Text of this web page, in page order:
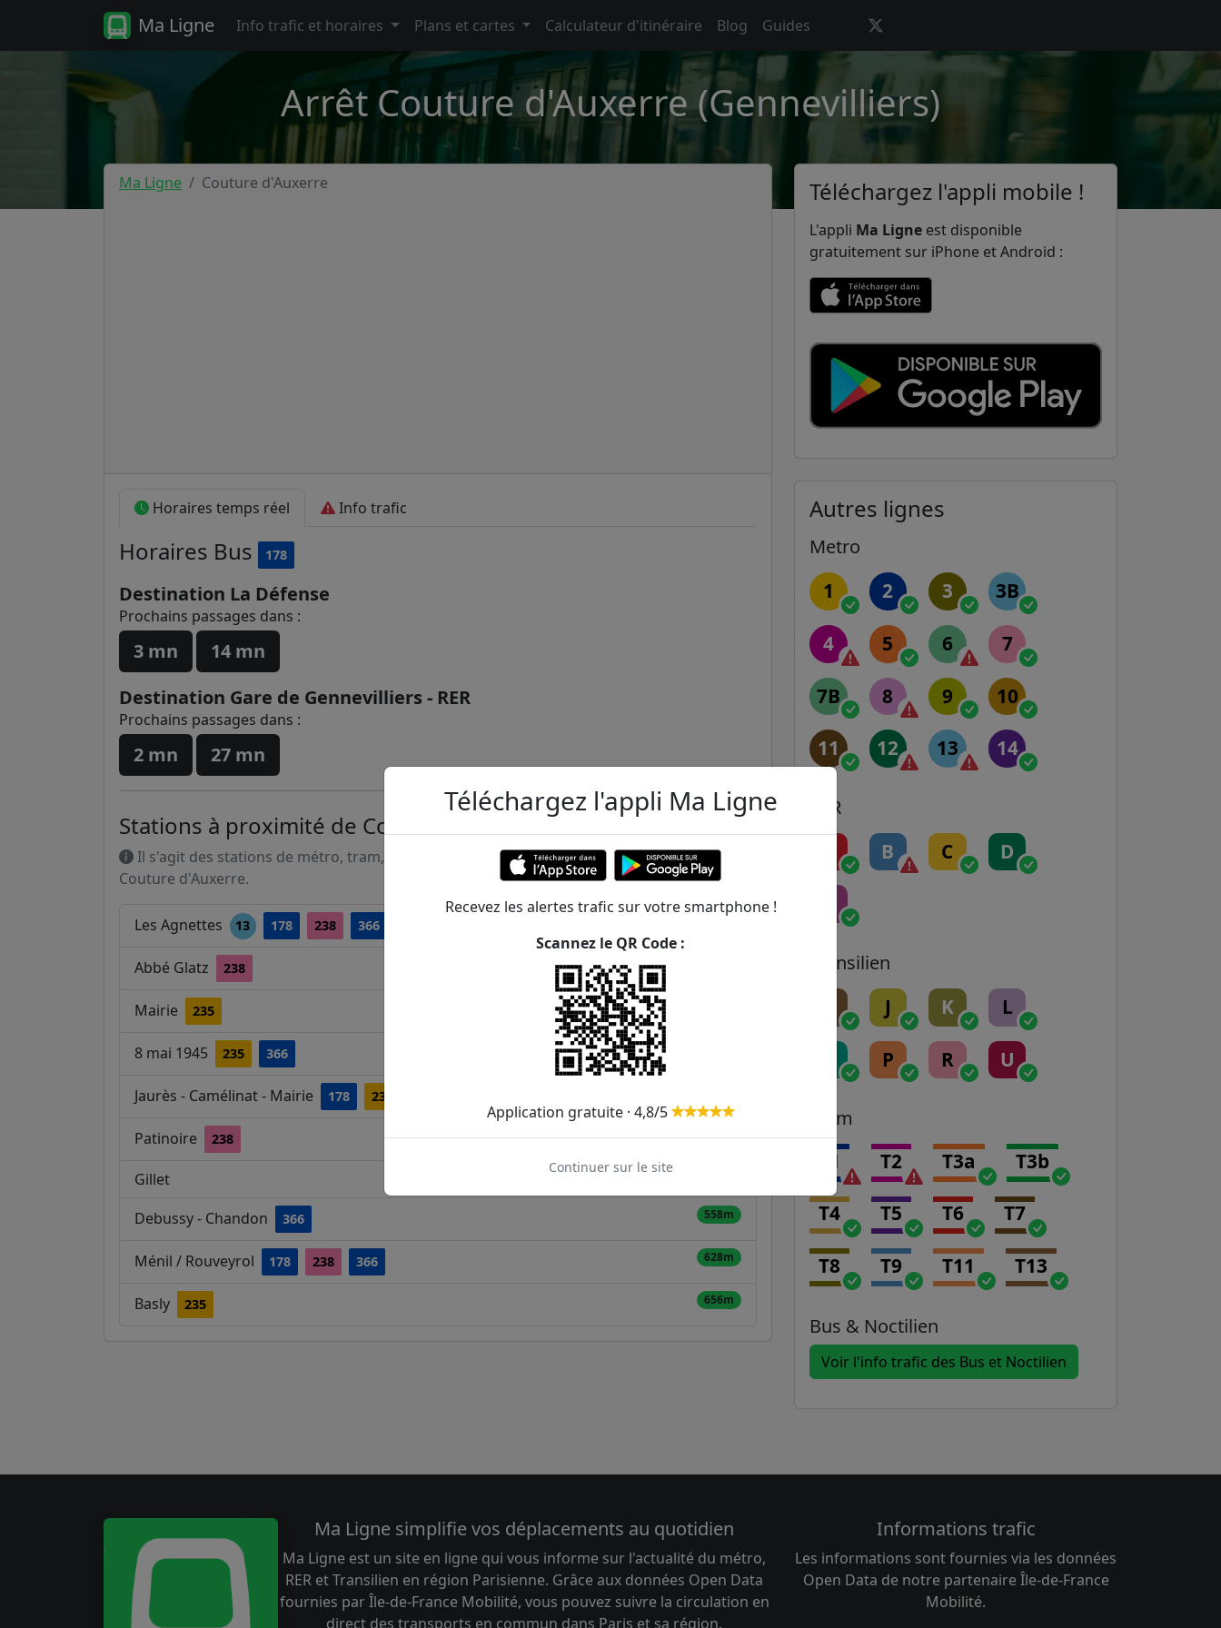
Ma Ligne Info trafic et horaires Plans et cartes Calculateur d'itinéraire Blog Guides
Arrêt Couture d'Auxerre (Gennevilliers)
Ma Ligne Couture d'Auxerre
Horaires temps réel Info trafic
Horaires Bus 178
Destination La Défense
Prochains passages dans :
3 mn
14 mn
Destination Gare de Gennevilliers - RER
Prochains passages dans :
2 mn 27 mn
Stations à proximité de Couture d'Auxerre
Il s'agit des stations de métro, tram, RER et transilien situées à moins de 1km de la gare
Couture d'Auxerre.
Les Agnettes 13 178 238 366 319m
Abbé Glatz 238
Mairie 235
8 mai 1945 235 366
Jaurès - Camélinat - Mairie 178 235
Patinoire 238 489m
Gillet
Debussy - Chandon 366 558m
Ménil / Rouveyrol 178 238 366 628m
Basly 235 656m
Téléchargez l'appli mobile !
L'appli Ma Ligne est disponible
gratuitement sur iPhone et Android :
Autres lignes
Metro
1 2 3 3B
4 5 6 7
7B 8 9 10
11 12 13 14
RER
B C D
Transilien
J K L
P R U
Tram
T1 T2 T3a T3b
T4 T5 T6 T7
T8 T9 T11 T13
Bus & Noctilien
Voir l'info trafic des Bus et Noctilien
Ma Ligne simplifie vos déplacements au quotidien
Ma Ligne est un site en ligne qui vous informe sur l'actualité du métro,
RER et Transilien en région Parisienne. Grâce aux données Open Data
fournies par Île-de-France Mobilité, vous pouvez suivre la circulation en
direct des transports en commun dans Paris et sa région.
Informations trafic
Les informations sont fournies via les données
Open Data de notre partenaire Île-de-France
Mobilité.
Téléchargez l'appli Ma Ligne
Recevez les alertes trafic sur votre smartphone !
Scannez le QR Code :
Application gratuite · 4,8/5
Continuer sur le site